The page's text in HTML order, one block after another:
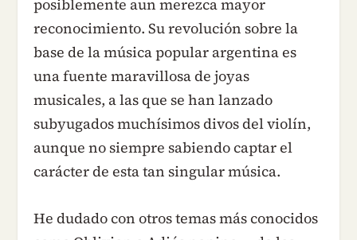
posiblemente aun merezca mayor
reconocimiento. Su revolución sobre la
base de la música popular argentina es
una fuente maravillosa de joyas
musicales, a las que se han lanzado
subyugados muchísimos divos del violín,
aunque no siempre sabiendo captar el
carácter de esta tan singular música.
He dudado con otros temas más conocidos